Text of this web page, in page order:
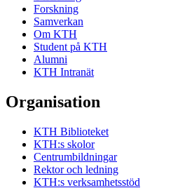
Forskning
Samverkan
Om KTH
Student på KTH
Alumni
KTH Intranät
Organisation
KTH Biblioteket
KTH:s skolor
Centrumbildningar
Rektor och ledning
KTH:s verksamhetsstöd